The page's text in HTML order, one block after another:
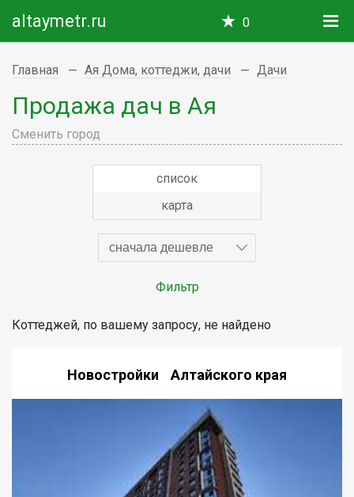
altaymetr.ru 0
Главная Ая Дома, коттеджи, дачи Дачи
Продажа дач в Ая
Сменить город
список
карта
сначала дешевле
Фильтр
Коттеджей, по вашему запросу, не найдено
Новостройки Алтайского края